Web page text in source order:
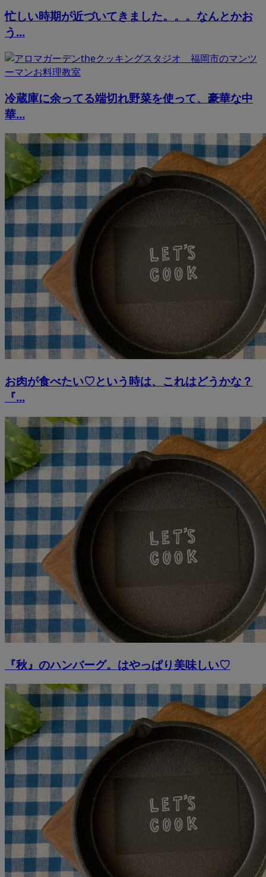
忙しい時期が近づいてきました。。。なんとかお
う...
冷蔵庫に余ってる端切れ野菜を使って、豪華な中
華...
お肉が食べたい♡という時は、これはどうかな？
『...
『秋』のハンバーグ。はやっぱり美味しい♡